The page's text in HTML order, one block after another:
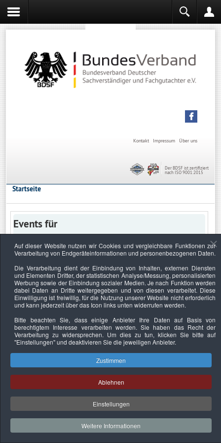
Über uns
Impressum
Kontakt
Der BDSF ist zertifiziert
nach ISO 9001:2015
Startseite
Events für
Keine Termine
Datenschutzerklärung Urheberrechtsnachweise Nachhaltigkeit
Copyright © 2026. Bundesverband Deutscher
Sachverständiger und Fachgutachter e.V..
Auf dieser Website nutzen wir Cookies und vergleichbare Funktionen zur
Verarbeitung von Endgeräteinformationen und personenbezogenen Daten.
Die Verarbeitung dient der Einbindung von Inhalten, externen Diensten
und Elementen Dritter, der statistischen Analyse/Messung, personalisierten
Werbung sowie der Einbindung sozialer Medien. Je nach Funktion werden
dabei Daten an Dritte weitergegeben und von diesen verarbeitet. Diese
Einwilligung ist freiwillig, für die Nutzung unserer Website nicht erforderlich
und kann jederzeit über das Icon links unten widerrufen werden.
Bitte beachten Sie, dass einige Anbieter Ihre Daten auf Basis von
berechtigtem Interesse verarbeiten werden. Sie haben das Recht der
Verarbeitung zu widersprechen. Um dies zu tun, klicken Sie bitte auf
"Einstellungen"und deaktivieren Sie die jeweiligen Anbieter.
Zustimmen
Ablehnen
Einstellungen
Weitere Informationen